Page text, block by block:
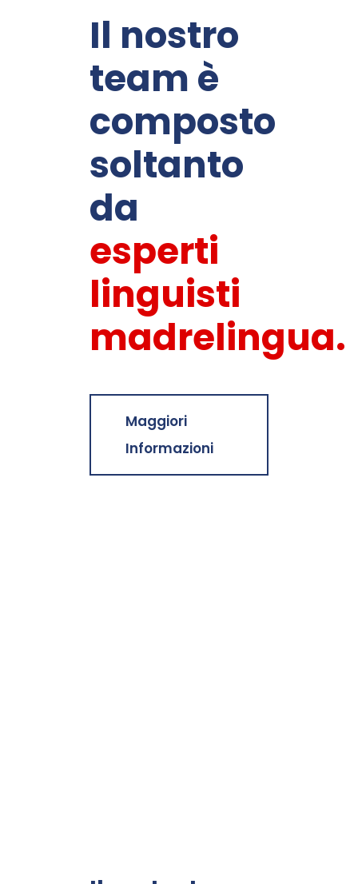
Il nostro
team è
composto
soltanto
da
esperti
linguisti
madrelingua.
Maggiori
Informazioni